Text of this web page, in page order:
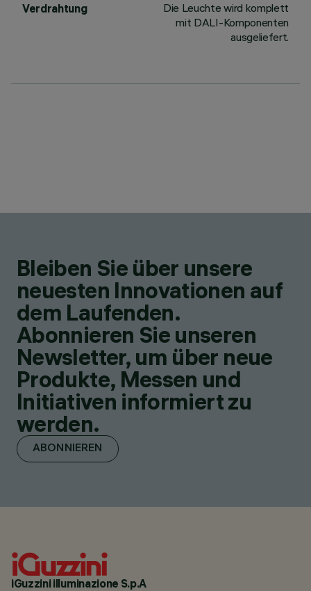
Verdrahtung
Die Leuchte wird komplett
mit DALI-Komponenten
ausgeliefert.
Bleiben Sie über unsere
neuesten Innovationen auf
dem Laufenden.
Abonnieren Sie unseren
Newsletter, um über neue
Produkte, Messen und
Initiativen informiert zu
werden.
ABONNIEREN
iGuzzini illuminazione S.p.A